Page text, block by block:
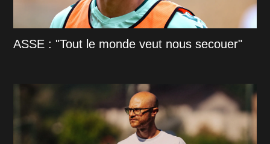
ASSE : "Tout le monde veut nous secouer"